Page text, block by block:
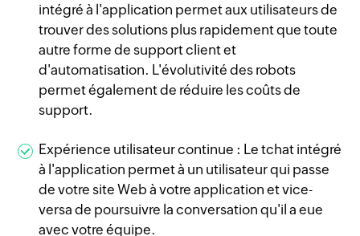
intégré à l'application permet aux utilisateurs de
trouver des solutions plus rapidement que toute
autre forme de support client et
d'automatisation. L'évolutivité des robots
permet également de réduire les coûts de
support.
Expérience utilisateur continue : Le tchat intégré
à l'application permet à un utilisateur qui passe
de votre site Web à votre application et vice-
versa de poursuivre la conversation qu'il a eue
avec votre équipe.